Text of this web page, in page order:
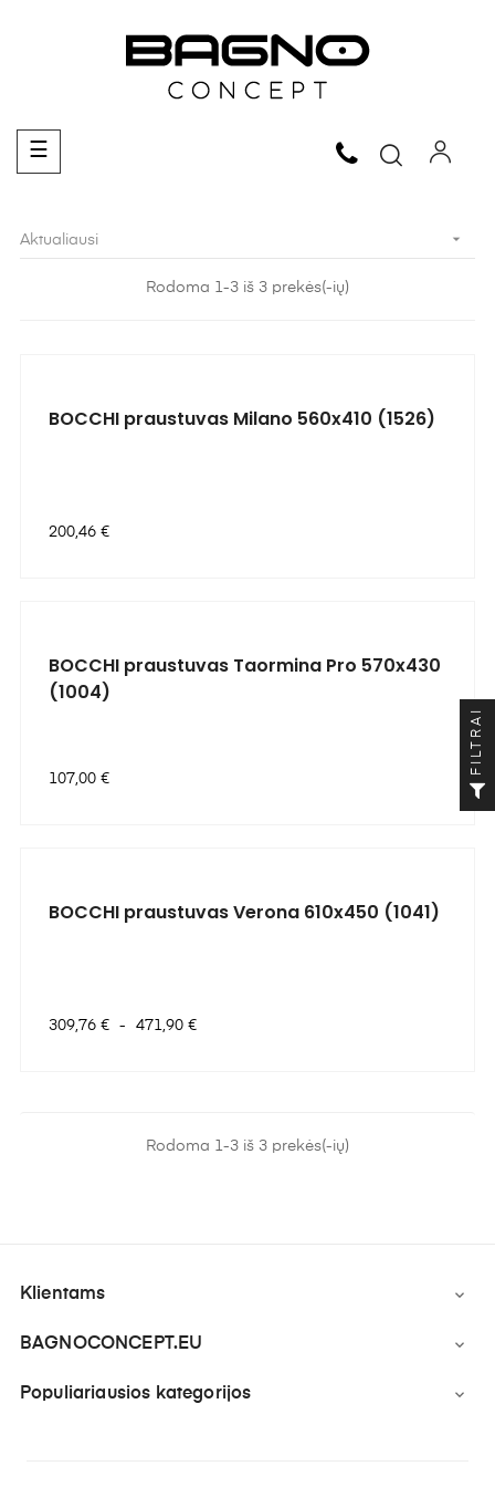
Toggle
navigation
☰
Aktualiausi 
Rodoma 1-3 iš 3 prekės(-ių)
BOCCHI praustuvas Milano 560x410 (1526)
Kaina
200,46 €
BOCCHI praustuvas Taormina Pro 570x430
(1004)
Kaina
107,00 €
BOCCHI praustuvas Verona 610x450 (1041)
Kaina
309,76 € - 471,90 €
Rodoma 1-3 iš 3 prekės(-ių)
Klientams 
BAGNOCONCEPT.EU 
Populiariausios kategorijos 
FILTRAI